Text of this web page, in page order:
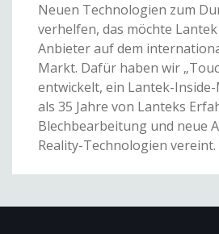
Neuen Technologien zum
verhelfen, das möchte
Anbieter auf dem
Markt. Dafür haben wir
entwickelt, ein Lantek-
als 35 Jahre von Lanteks
Blechbearbeitung und neue
Reality-Technologien vereint.